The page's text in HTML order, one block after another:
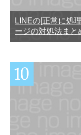
LINEの[正常に処
ージの対処法まと